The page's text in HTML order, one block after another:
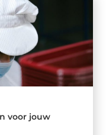
voor jouw